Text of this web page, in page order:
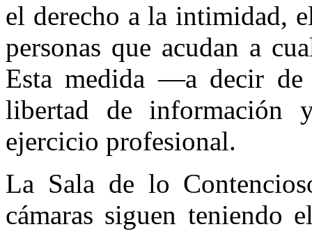
el derecho a la intimidad,
personas que acudan a
Esta medida —a decir
libertad de información
ejercicio profesional.
La Sala de lo
cámaras siguen teniendo